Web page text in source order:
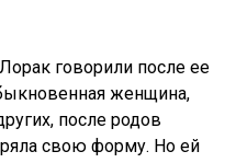
говорили после ее
женщина,
после родов
свою форму. Но ей